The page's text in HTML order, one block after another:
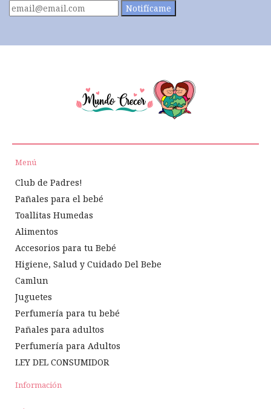
Notifícame
Menú
Club de Padres!
Pañales para el bebé
Toallitas Humedas
Alimentos
Accesorios para tu Bebé
Higiene, Salud y Cuidado Del Bebe
Camlun
Juguetes
Perfumería para tu bebé
Pañales para adultos
Perfumería para Adultos
LEY DEL CONSUMIDOR
Información